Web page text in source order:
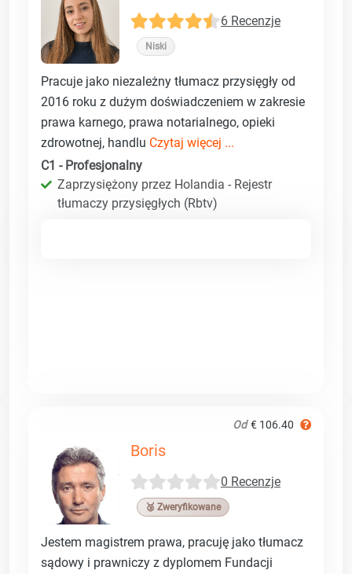
6 Recenzje
Niski
Pracuje jako niezależny tłumacz przysięgły od
2016 roku z dużym doświadczeniem w zakresie
prawa karnego, prawa notarialnego, opieki
zdrowotnej, handlu Czytaj więcej ...
C1 - Profesjonalny
Zaprzysiężony przez Holandia - Rejestr
tłumaczy przysięgłych (Rbtv)
Od € 106.40
Boris
0 Recenzje
🥉 Zweryfikowane
Jestem magistrem prawa, pracuję jako tłumacz
sądowy i prawniczy z dyplomem Fundacji